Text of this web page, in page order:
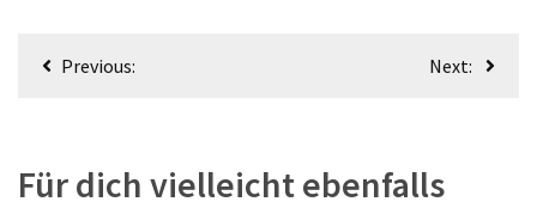
Beitragsnavigation
Previous: Next:
Für dich vielleicht ebenfalls